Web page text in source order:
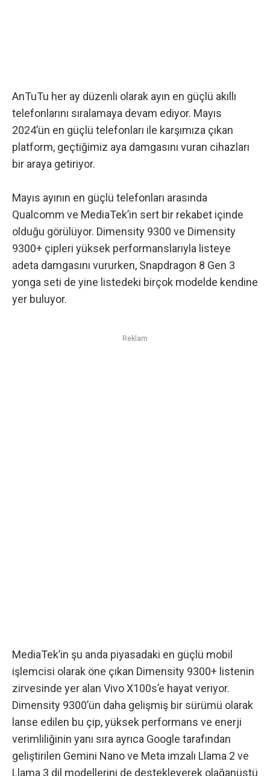
AnTuTu her ay düzenli olarak ayın en güçlü akıllı
telefonlarını sıralamaya devam ediyor. Mayıs
2024’ün en güçlü telefonları ile karşımıza çıkan
platform, geçtiğimiz aya damgasını vuran cihazları
bir araya getiriyor.
Mayıs ayının en güçlü telefonları arasında
Qualcomm ve MediaTek’in sert bir rekabet içinde
olduğu görülüyor. Dimensity 9300 ve Dimensity
9300+ çipleri yüksek performanslarıyla listeye
adeta damgasını vururken, Snapdragon 8 Gen 3
yonga seti de yine listedeki birçok modelde kendine
yer buluyor.
Reklam
MediaTek’in şu anda piyasadaki en güçlü mobil
işlemcisi olarak öne çıkan Dimensity 9300+ listenin
zirvesinde yer alan Vivo X100s’e hayat veriyor.
Dimensity 9300’ün daha gelişmiş bir sürümü olarak
lanse edilen bu çip, yüksek performans ve enerji
verimliliğinin yanı sıra ayrıca Google tarafından
geliştirilen Gemini Nano ve Meta imzalı Llama 2 ve
Llama 3 dil modellerini de destekleyerek olağanüstü